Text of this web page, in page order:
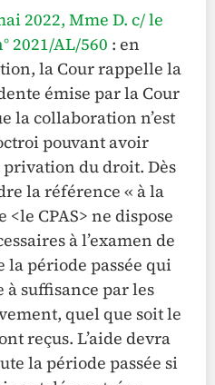
2022, Mme D. c/ le
2021/AL/560 : en
la Cour rappelle la
émise par la Cour
la collaboration n’est
pouvant avoir
du droit. Dès
la référence « à la
CPAS> ne dispose
à l’examen de
la période passée qui
à suffisance par les
quel que soit le
reçus. L’aide devra
la période passée si